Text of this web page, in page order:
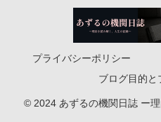
プライバシーポリシー
ブログ目的と
© 2024 あずるの機関日誌 ー